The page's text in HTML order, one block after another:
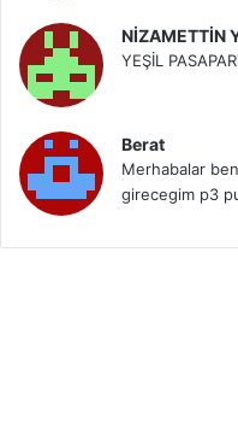
NİZAMETTİN
YEŞİL
Berat
Merhabalar
girecegim p3